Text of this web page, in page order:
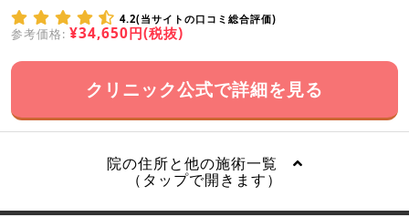
4.2(当サイトの口コミ総合評価)
参考価格: ¥34,650円(税抜)
クリニック公式で詳細を見る
院の住所と他の施術一覧
（タップで開きます）